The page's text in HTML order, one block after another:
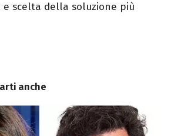
e scelta della soluzione più
anche